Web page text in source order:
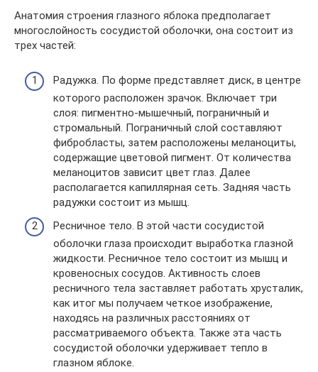
Анатомия строения глазного яблока предполагает
многослойность сосудистой оболочки, она состоит из
трех частей:
Радужка. По форме представляет диск, в центре
которого расположен зрачок. Включает три
слоя: пигментно-мышечный, пограничный и
стромальный. Пограничный слой составляют
фибробласты, затем расположены меланоциты,
содержащие цветовой пигмент. От количества
меланоцитов зависит цвет глаз. Далее
располагается капиллярная сеть. Задняя часть
радужки состоит из мышц.
Ресничное тело. В этой части сосудистой
оболочки глаза происходит выработка глазной
жидкости. Ресничное тело состоит из мышц и
кровеносных сосудов. Активность слоев
ресничного тела заставляет работать хрусталик,
как итог мы получаем четкое изображение,
находясь на различных расстояниях от
рассматриваемого объекта. Также эта часть
сосудистой оболочки удерживает тепло в
глазном яблоке.